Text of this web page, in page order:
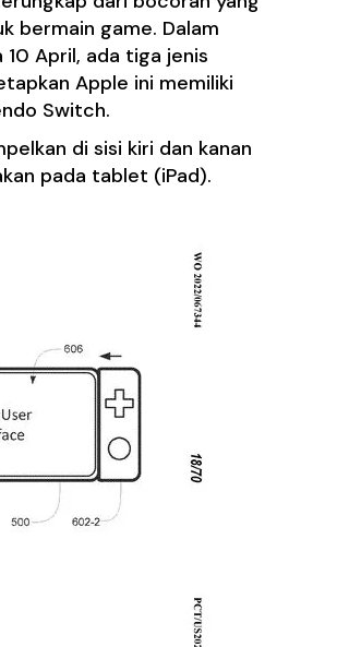
bermain game. Dalam
April, ada tiga jenis
Apple ini memiliki
Switch.
di sisi kiri dan kanan
pada tablet (iPad).